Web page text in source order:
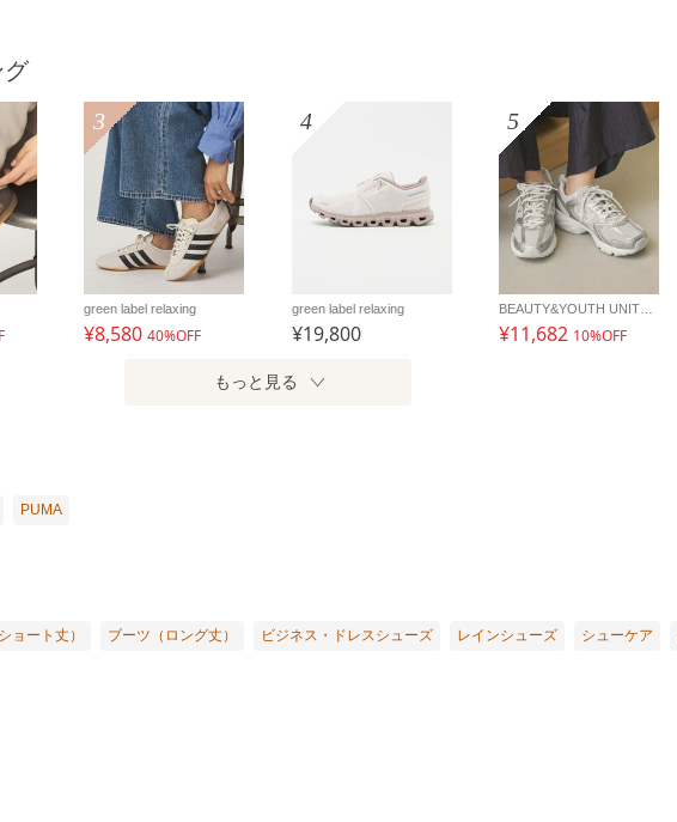
グ
3
green label relaxing
¥8,58040%OFF
4
green label relaxing
¥19,800
5
BEAUTY&YOUTH UNITED ARROWS
¥11,682 10%OFF
もっと見る
PUMA
ョート丈） ブーツ（ロング丈） ビジネス・ドレスシューズ レインシューズ シューケア